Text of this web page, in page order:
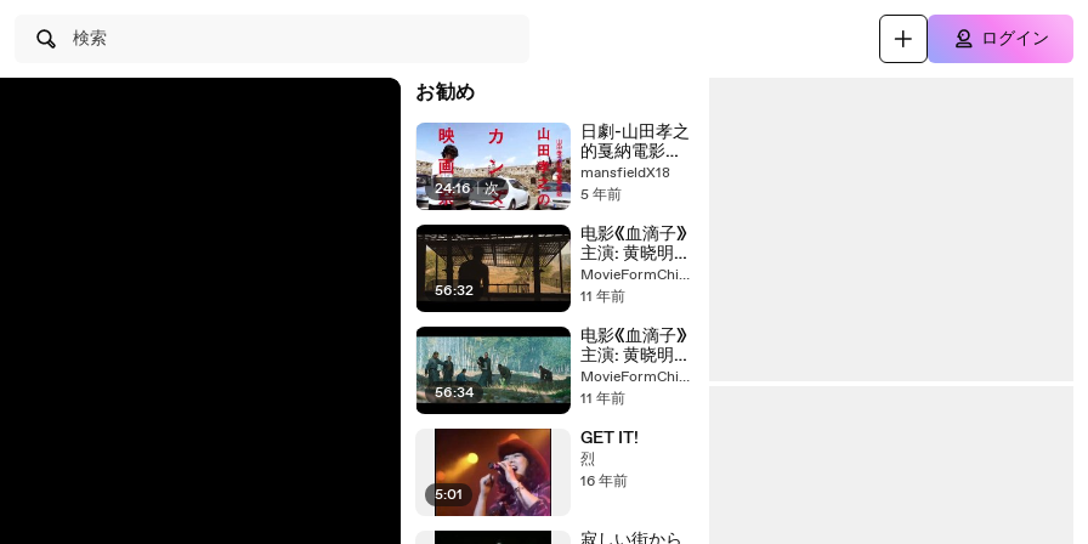
検索 ログイン
お勧め
24:16 | 次
日劇-山田孝之
的戛納電影節
07
mansfieldX18
5 年前
56:32
电影《血滴子》
主演: 黄晓明
阮经天 李宇春
井柏然 蒲巴甲
MovieFormChina
11 年前
56:34
电影《血滴子》
主演: 黄晓明
阮经天 李宇春
井柏然 蒲巴甲
MovieFormChina
11 年前
5:01
GET IT!
烈
16 年前